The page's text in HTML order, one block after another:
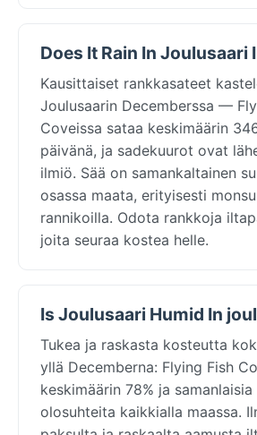
Does It Rain In Joulusaari
Kausittaiset rankkasateet
Joulusaarin Decemberssa —
Coveissa sataa keskimäärin
päivänä, ja sadekuurot ovat
ilmiö. Sää on samankaltainen
osassa maata, erityisesti
rannikoilla. Odota rankkoja
joita seuraa kostea helle.
Is Joulusaari Humid In
Tukea ja raskasta kosteutta
yllä Decemberna: Flying Fish
keskimäärin 78% ja
olosuhteita kaikkialla maassa.